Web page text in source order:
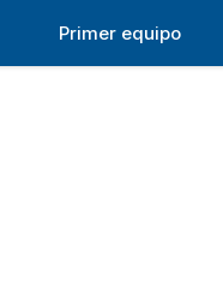
Primer equipo